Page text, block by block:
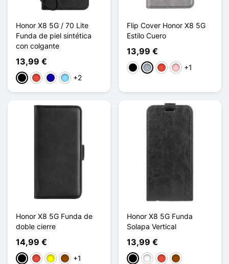
Honor X8 5G / 70 Lite
Funda de piel sintética
con colgante
13,99 €
NegroRojoAzul oscuro
Azul claro
+2
Flip Cover Honor X8 5G
Estilo Cuero
13,99 €
Negro
Gris RojoRosa+1
Honor X8 5G Funda de
doble cierre
14,99 €
NegroRojoAmarilloMarrón
+1
Honor X8 5G Funda
Solapa Vertical
13,99 €
NegroBlancoRojoMarrón